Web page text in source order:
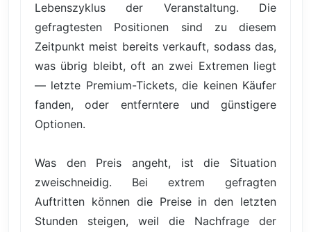
Lebenszyklus der Veranstaltung. Die
gefragtesten Positionen sind zu diesem
Zeitpunkt meist bereits verkauft, sodass das,
was übrig bleibt, oft an zwei Extremen liegt
— letzte Premium-Tickets, die keinen Käufer
fanden, oder entferntere und günstigere
Optionen.
Was den Preis angeht, ist die Situation
zweischneidig. Bei extrem gefragten
Auftritten können die Preise in den letzten
Stunden steigen, weil die Nachfrage der